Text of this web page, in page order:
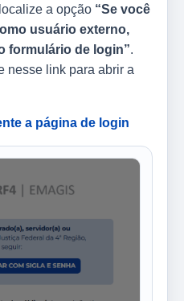
a opção “Se você
usuário externo,
formulário de login”.
nesse link para abrir a
a página de login